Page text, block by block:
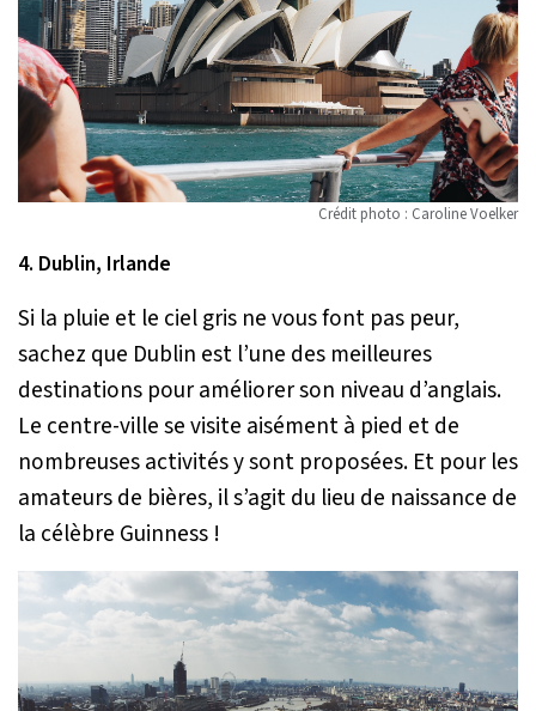
Crédit photo : Caroline Voelker
4. Dublin, Irlande
Si la pluie et le ciel gris ne vous font pas peur,
sachez que Dublin est l’une des meilleures
destinations pour améliorer son niveau d’anglais.
Le centre-ville se visite aisément à pied et de
nombreuses activités y sont proposées. Et pour les
amateurs de bières, il s’agit du lieu de naissance de
la célèbre Guinness !